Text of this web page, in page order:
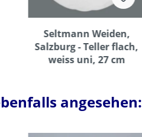
Seltmann Weiden,
Salzburg - Teller flach,
weiss uni, 27 cm
angesehen: